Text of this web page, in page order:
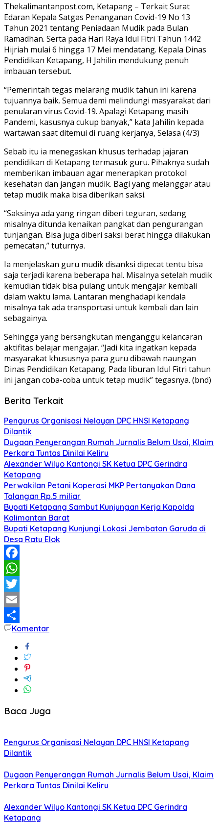
Thekalimantanpost.com, Ketapang – Terkait Surat
Edaran Kepala Satgas Penanganan Covid-19 No 13
Tahun 2021 tentang Peniadaan Mudik pada Bulan
Ramadhan. Serta pada Hari Raya Idul Fitri Tahun 1442
Hijriah mulai 6 hingga 17 Mei mendatang. Kepala Dinas
Pendidikan Ketapang, H Jahilin mendukung penuh
imbauan tersebut.
“Pemerintah tegas melarang mudik tahun ini karena
tujuannya baik. Semua demi melindungi masyarakat dari
penularan virus Covid-19. Apalagi Ketapang masih
Pandemi, kasusnya cukup banyak,” kata Jahilin kepada
wartawan saat ditemui di ruang kerjanya, Selasa (4/3)
Sebab itu ia menegaskan khusus terhadap jajaran
pendidikan di Ketapang termasuk guru. Pihaknya sudah
memberikan imbauan agar menerapkan protokol
kesehatan dan jangan mudik. Bagi yang melanggar atau
tetap mudik maka bisa diberikan saksi.
“Saksinya ada yang ringan diberi teguran, sedang
misalnya ditunda kenaikan pangkat dan pengurangan
tunjangan. Bisa juga diberi saksi berat hingga dilakukan
pemecatan,” tuturnya.
Ia menjelaskan guru mudik disanksi dipecat tentu bisa
saja terjadi karena beberapa hal. Misalnya setelah mudik
kemudian tidak bisa pulang untuk mengajar kembali
dalam waktu lama. Lantaran menghadapi kendala
misalnya tak ada transportasi untuk kembali dan lain
sebagainya.
Sehingga yang bersangkutan menganggu kelancaran
aktifitas belajar mengajar. “Jadi kita ingatkan kepada
masyarakat khususnya para guru dibawah naungan
Dinas Pendidikan Ketapang. Pada liburan Idul Fitri tahun
ini jangan coba-coba untuk tetap mudik” tegasnya. (bnd)
Berita Terkait
Pengurus Organisasi Nelayan DPC HNSI Ketapang
Dilantik
Dugaan Penyerangan Rumah Jurnalis Belum Usai, Klaim
Perkara Tuntas Dinilai Keliru
Alexander Wilyo Kantongi SK Ketua DPC Gerindra
Ketapang
Perwakilan Petani Koperasi MKP Pertanyakan Dana
Talangan Rp.5 miliar
Bupati Ketapang Sambut Kunjungan Kerja Kapolda
Kalimantan Barat
Bupati Ketapang Kunjungi Lokasi Jembatan Garuda di
Desa Ratu Elok
Facebook
WhatsApp
Twitter
Email
Share
Komentar
Baca Juga
Pengurus Organisasi Nelayan DPC HNSI Ketapang
Dilantik
Dugaan Penyerangan Rumah Jurnalis Belum Usai, Klaim
Perkara Tuntas Dinilai Keliru
Alexander Wilyo Kantongi SK Ketua DPC Gerindra
Ketapang